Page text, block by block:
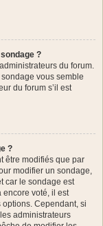
?
du forum.
vous semble
du forum s’il est
?
être modifiés que par
modifier un sondage,
car le sondage est
encore voté, il est
Cependant, si
administrateurs